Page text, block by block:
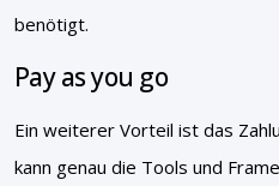
benötigt.
Pay as you go
Ein weiterer Vorteil ist das
kann genau die Tools und